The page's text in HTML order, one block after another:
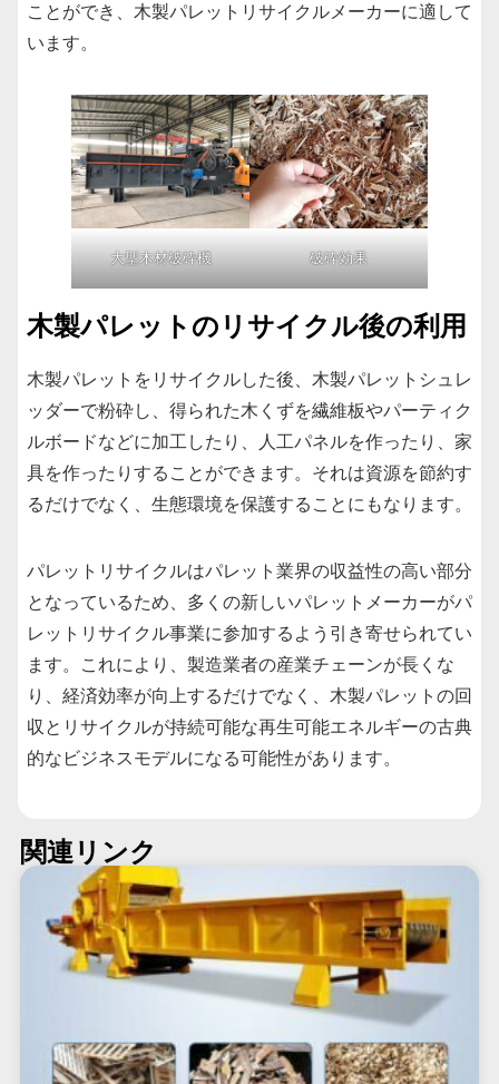
ことができ、木製パレットリサイクルメーカーに適して
います。
大型木材破砕機 破砕効果
木製パレットのリサイクル後の利用
木製パレットをリサイクルした後、木製パレットシュレ
ッダーで粉砕し、得られた木くずを繊維板やパーティク
ルボードなどに加工したり、人工パネルを作ったり、家
具を作ったりすることができます。それは資源を節約す
るだけでなく、生態環境を保護することにもなります。
パレットリサイクルはパレット業界の収益性の高い部分
となっているため、多くの新しいパレットメーカーがパ
レットリサイクル事業に参加するよう引き寄せられてい
ます。これにより、製造業者の産業チェーンが長くな
り、経済効率が向上するだけでなく、木製パレットの回
収とリサイクルが持続可能な再生可能エネルギーの古典
的なビジネスモデルになる可能性があります。
関連リンク